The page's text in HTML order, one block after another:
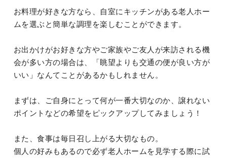
お料理が好きな方なら、自室にキッチンがある老人ホー
ムを選ぶと簡単な調理を楽しむことができます。
お出かけがお好きな方やご家族やご友人が来訪される機
会が多い方の場合は、「眺望よりも交通の便が良い方が
いい」なんてことがあるかもしれません。
まずは、ご自身にとって何が一番大切なのか、譲れない
ポイントなどの希望をピックアップしてみましょう！
また、食事は毎日召し上がる大切なもの。
個人の好みもあるので必ず老人ホームを見学する際に試